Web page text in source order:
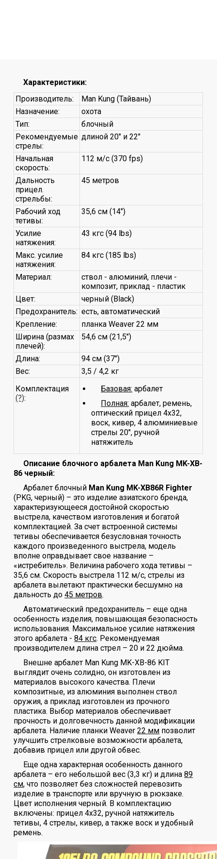
Характеристики:
Производитель:
Man Kung (Тайвань)
Назначение:
охота
Тип:
блочный
Рекомендуемые
стрелы:
длиной 20" и 22"
Начальная
скорость:
112 м/с (370 fps)
Дальность
прицел.
стрельбы:
45 метров
Рабочий ход
тетивы:
35,6 см (14")
Усилие
натяжения:
43 кгc (94 lbs)
Макс. усилие
натяжения:
84 кгc (185 lbs)
Материал:
ствол - алюминий, плечи -
композит, приклад - пластик
Цвет:
черный (Black)
Предохранитель: есть, автоматический
Крепление:
планка Weaver 22 мм
Ширина (размах
плечей):
54,6 см (21,5")
Длина:
94 см (37")
Вес:
3,5 / 4,2 кг
Комплектация
(?):
Базовая: арбалет
Полная: арбалет, ремень,
оптический прицел 4x32,
воск, кивер, 4 алюминиевые
стрелы 20", ручной
натяжитель
Описание блочного арбалета Man Kung MK-XB-
86 черный:
Арбалет блочный Man Kung MK-XB86R Fighter
(PKG, черный) – это изделие азиатского бренда,
характеризующееся достойной скоростью
выстрела, качеством изготовления и богатой
комплектацией. За счет встроенной системы
тетивы обеспечивается безусловная точность
каждого произведенного выстрела, модель
вполне оправдывает свое название –
«истребитель». Величина рабочего хода тетивы –
35,6 см. Скорость выстрела 112 м/с, стрелы из
арбалета вылетают практически бесшумно на
дальность до45 метров.
Автоматический предохранитель – еще одна
особенность изделия, повышающая безопасность
использования. Максимальное усилие натяжения
этого арбалета -84 кгc. Рекомендуемая
производителем длина стрел – 20 и 22 дюйма.
Внешне арбалет Man Kung MK-XB-86 KIT
выглядит очень солидно, он изготовлен из
материалов высокого качества. Плечи
композитные, из алюминия выполнен ствол
оружия, а приклад изготовлен из прочного
пластика. Выбор материалов обеспечивает
прочность и долговечность данной модификации
арбалета. Наличие планки Weaver22 мм позволит
улучшить стрелковые возможности арбалета,
добавив прицел или другой обвес.
Еще одна характерная особенность данного
арбалета – его небольшой вес (3,3 кг) и длина89
см, что позволяет без сложностей перевозить
изделие в транспорте или вручную в рюкзаке.
Цвет исполнения черный. В комплектацию
включены: прицел 4х32, ручной натяжитель
тетивы, 4 стрелы, кивер, а также воск и удобный
ремень.